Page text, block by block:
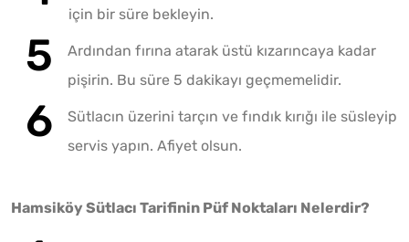
için bir süre bekleyin.
Ardından fırına atarak üstü kızarıncaya kadar
pişirin. Bu süre 5 dakikayı geçmemelidir.
Sütlacın üzerini tarçın ve fındık kırığı ile süsleyip
servis yapın. Afiyet olsun.
Hamsiköy Sütlacı Tarifinin Püf Noktaları Nelerdir?